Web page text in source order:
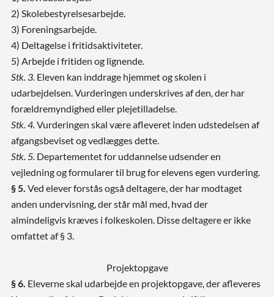
2) Skolebestyrelsesarbejde.
3) Foreningsarbejde.
4) Deltagelse i fritidsaktiviteter.
5) Arbejde i fritiden og lignende.
Stk. 3. Eleven kan inddrage hjemmet og skolen i
udarbejdelsen. Vurderingen underskrives af den, der har
forældremyndighed eller plejetilladelse.
Stk. 4. Vurderingen skal være afleveret inden udstedelsen af
afgangsbeviset og vedlægges dette.
Stk. 5. Departementet for uddannelse udsender en
vejledning og formularer til brug for elevens egen vurdering.
§ 5. Ved elever forstås også deltagere, der har modtaget
anden undervisning, der står mål med, hvad der
almindeligvis kræves i folkeskolen. Disse deltagere er ikke
omfattet af § 3.
Projektopgave
§ 6. Eleverne skal udarbejde en projektopgave, der afleveres